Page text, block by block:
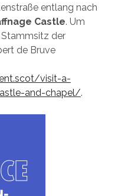
entlang nach
Castle. Um
der
de Bruve
visit-a-
and-chapel/.